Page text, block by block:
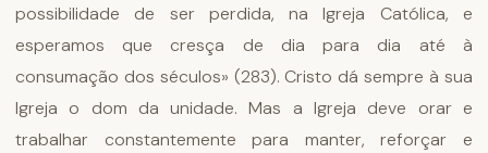
possibilidade de ser perdida, na Igreja Católica, e
esperamos que cresça de dia para dia até à
consumação dos séculos» (283). Cristo dá sempre à sua
Igreja o dom da unidade. Mas a Igreja deve orar e
trabalhar constantemente para manter, reforçar e